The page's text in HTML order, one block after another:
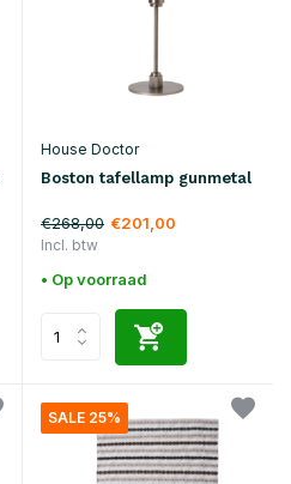
House Doctor
Boston tafellamp gunmetal
€268,00 €201,00
Incl. btw
• Op voorraad
SALE 25%